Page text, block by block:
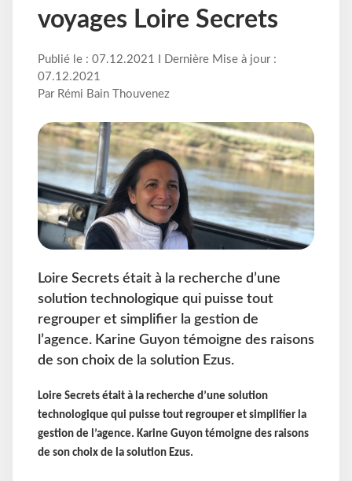
voyages Loire Secrets
Publié le : 07.12.2021 I Dernière Mise à jour :
07.12.2021
Par Rémi Bain Thouvenez
Loire Secrets était à la recherche d’une
solution technologique qui puisse tout
regrouper et simplifier la gestion de
l’agence. Karine Guyon témoigne des raisons
de son choix de la solution Ezus.
Loire Secrets était à la recherche d’une solution
technologique qui puisse tout regrouper et simplifier la
gestion de l’agence. Karine Guyon témoigne des raisons
de son choix de la solution Ezus.